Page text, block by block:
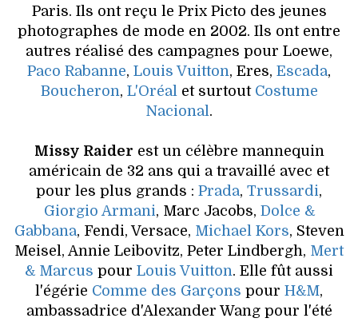
DÉCO
VOYAGES & LOISIRS
Paris. Ils ont reçu le Prix Picto des jeunes
photographes de mode en 2002. Ils ont entre
autres réalisé des campagnes pour Loewe,
Paco Rabanne, Louis Vuitton, Eres, Escada,
Boucheron, L'Oréalet surtout Costume
Nacional.
Missy Raider est un célèbre mannequin
américain de 32 ans qui a travaillé avec et
pour les plus grands : Prada, Trussardi,
Giorgio Armani, Marc Jacobs, Dolce &
Gabbana, Fendi, Versace, Michael Kors, Steven
Meisel, Annie Leibovitz, Peter Lindbergh, Mert
& Marcus pour Louis Vuitton. Elle fût aussi
l'égérie Comme des Garçons pour H&M,
ambassadrice d'Alexander Wang pour l'été